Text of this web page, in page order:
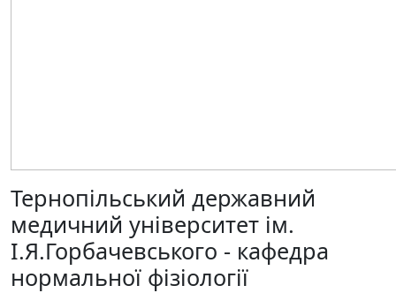
Тернопільський державний
медичний університет ім.
І.Я.Горбачевського - кафедра
нормальної фізіології